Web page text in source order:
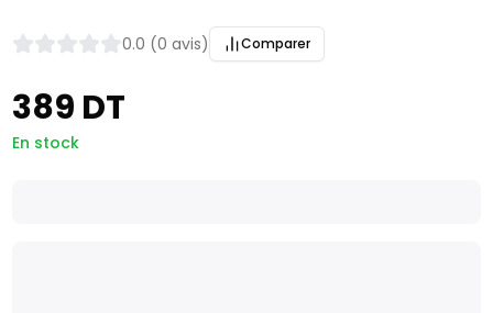
0.0 (0 avis) Comparer
389 DT
En stock